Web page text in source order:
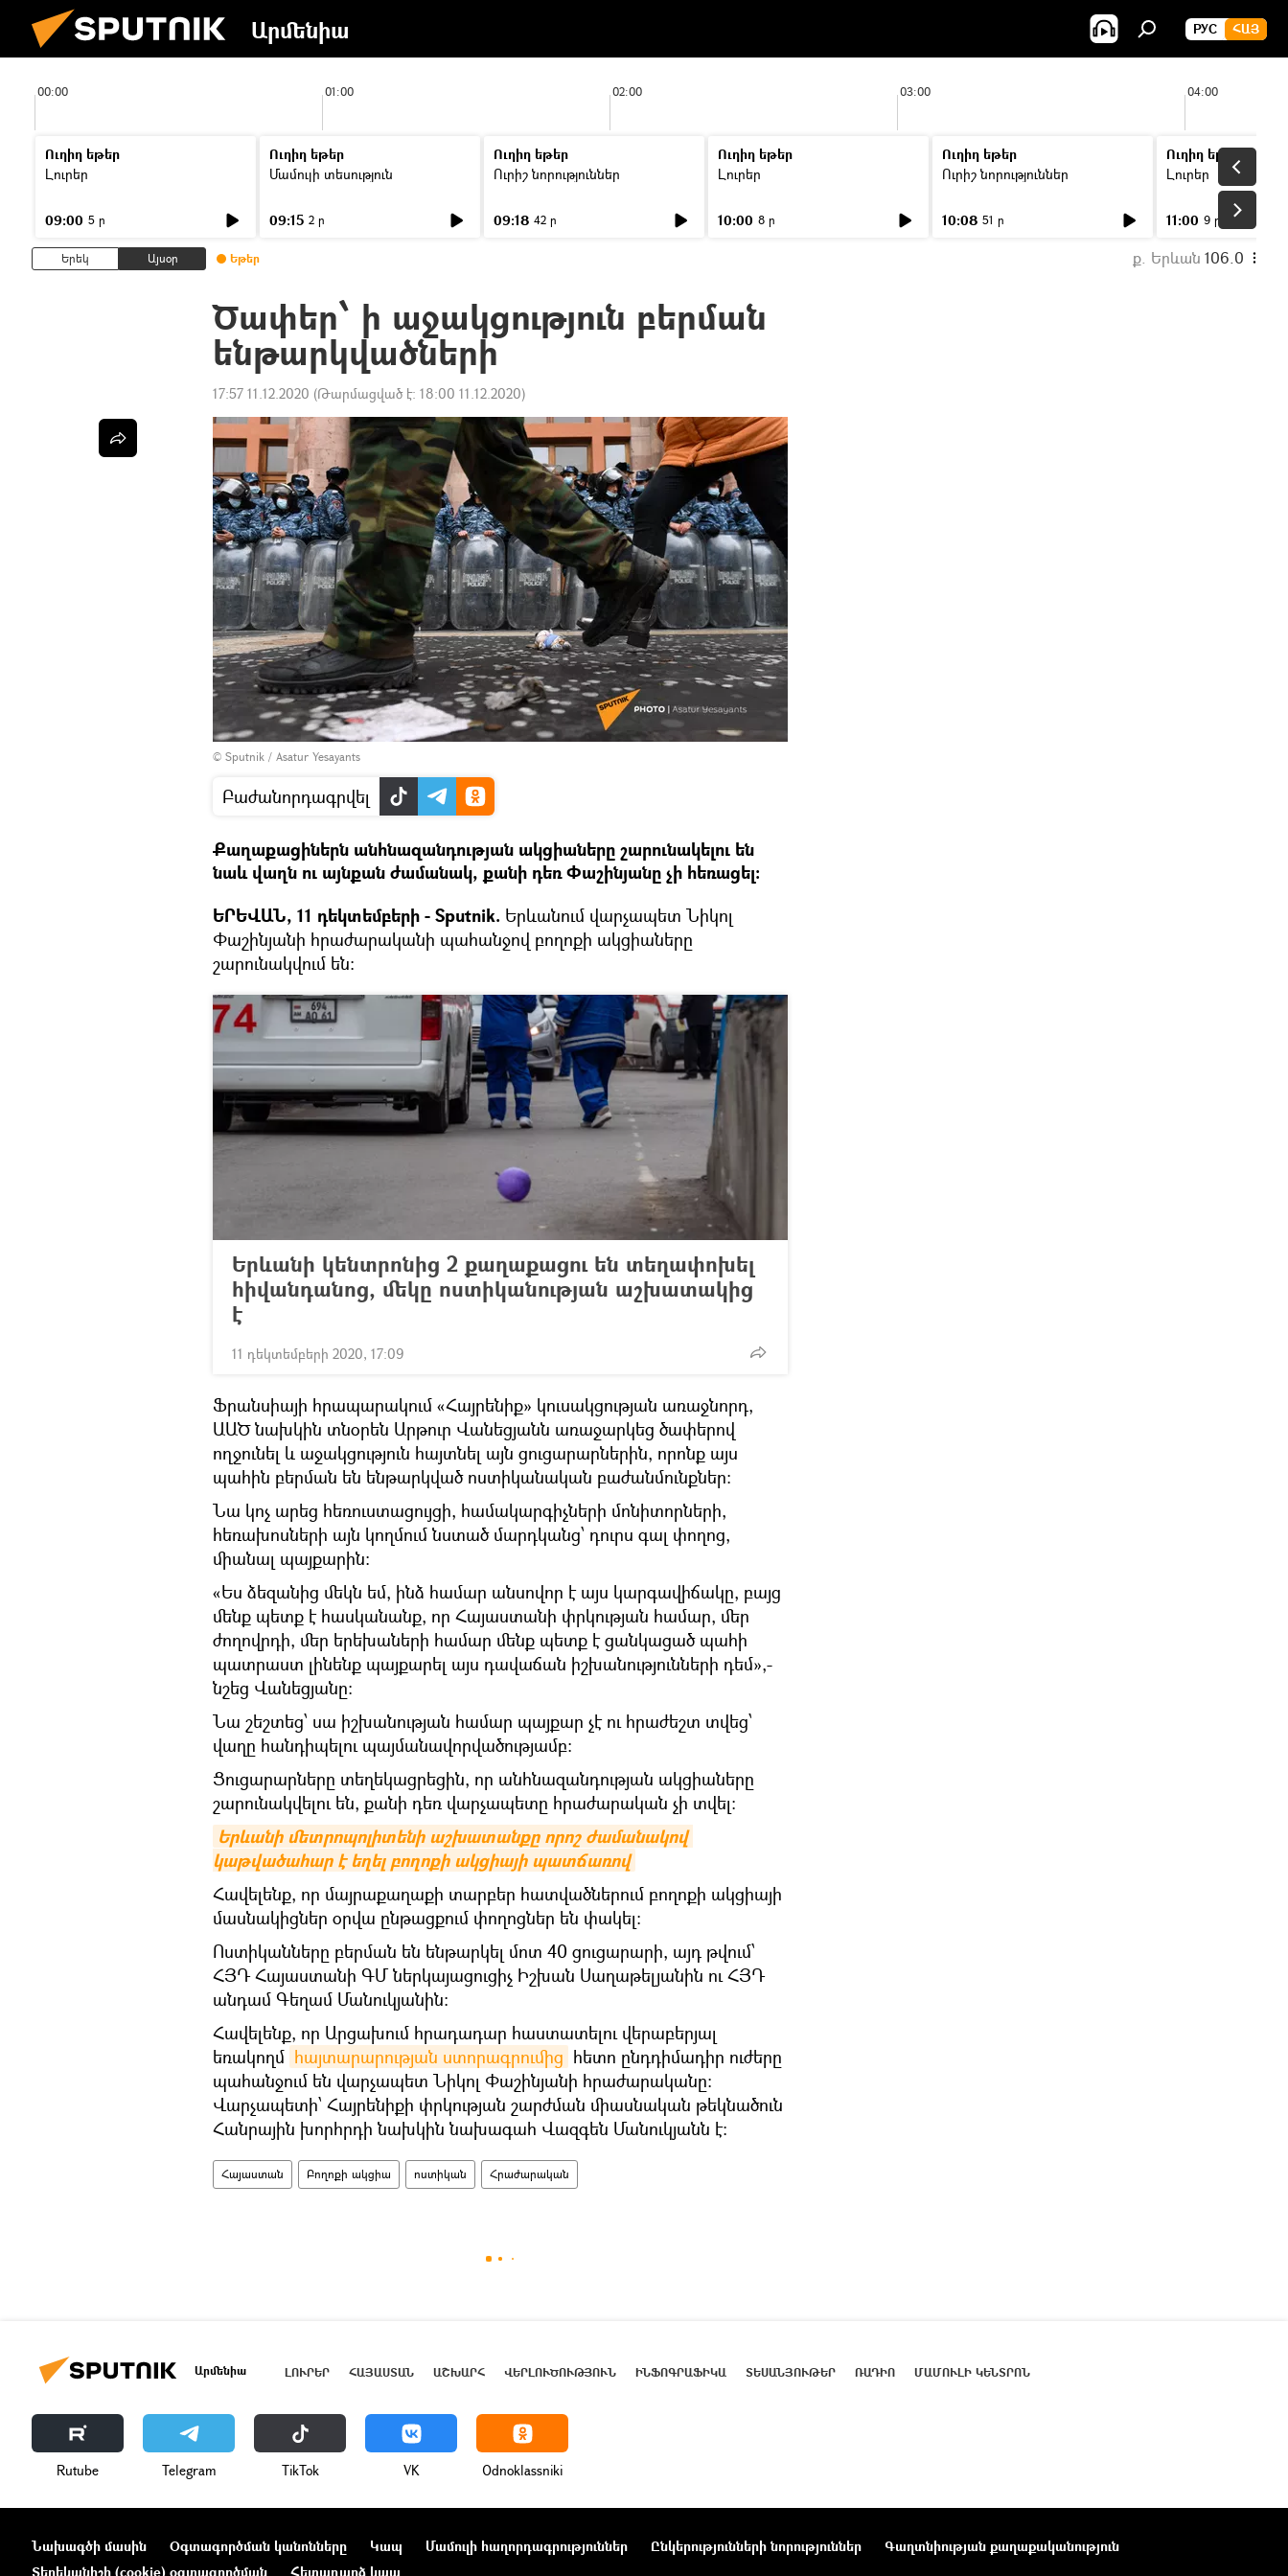
Արմենիա РУС ՀԱՅ
00:00 01:00 02:00 03:00 04:00
Ուղիղ եթեր
Լուրեր
09:00 5 ր
Ուղիղ եթեր
Մամուլի տեսություն
09:15 2 ր
Ուղիղ եթեր
Ուրիշ նորություններ
09:18 42 ր
Ուղիղ եթեր
Լուրեր
10:00 8 ր
Ուղիղ եթեր
Ուրիշ նորություններ
10:08 51 ր
Ուղիղ եթեր
Լուրեր
11:00 9 ր
Երեկ Այսօր Եթեր ք. Երևան 106.0
Ծափեր՝ ի աջակցություն բերման
ենթարկվածների
17:57 11.12.2020 (Թարմացված է: 18:00 11.12.2020)
© Sputnik / Asatur Yesayants
Բաժանորդագրվել
Քաղաքացիներն անհնազանդության ակցիաները շարունակելու են
նաև վաղն ու այնքան ժամանակ, քանի դեռ Փաշինյանը չի հեռացել։
ԵՐԵՎԱՆ, 11 դեկտեմբերի - Sputnik. Երևանում վարչապետ Նիկոլ
Փաշինյանի հրաժարականի պահանջով բողոքի ակցիաները
շարունակվում են։
Երևանի կենտրոնից 2 քաղաքացու են տեղափոխել
հիվանդանոց, մեկը ոստիկանության աշխատակից
է
11 դեկտեմբերի 2020, 17:09
Ֆրանսիայի հրապարակում «Հայրենիք» կուսակցության առաջնորդ,
ԱԱԾ նախկին տնօրեն Արթուր Վանեցյանն առաջարկեց ծափերով
ողջունել և աջակցություն հայտնել այն ցուցարարներին, որոնք այս
պահին բերման են ենթարկված ոստիկանական բաժանմունքներ։
Նա կոչ արեց հեռուստացույցի, համակարգիչների մոնիտորների,
հեռախոսների այն կողմում նստած մարդկանց՝ դուրս գալ փողոց,
միանալ պայքարին։
«Ես ձեզանից մեկն եմ, ինձ համար անսովոր է այս կարգավիճակը, բայց
մենք պետք է հասկանանք, որ Հայաստանի փրկության համար, մեր
ժողովրդի, մեր երեխաների համար մենք պետք է ցանկացած պահի
պատրաստ լինենք պայքարել այս դավաճան իշխանությունների դեմ»,-
նշեց Վանեցյանը։
Նա շեշտեց՝ սա իշխանության համար պայքար չէ ու հրաժեշտ տվեց՝
վաղը հանդիպելու պայմանավորվածությամբ։
Ցուցարարները տեղեկացրեցին, որ անհնազանդության ակցիաները
շարունակվելու են, քանի դեռ վարչապետը հրաժարական չի տվել։
Երևանի մետրոպոլիտենի աշխատանքը որոշ ժամանակով
կաթվածահար է եղել բողոքի ակցիայի պատճառով
Հավելենք, որ մայրաքաղաքի տարբեր հատվածներում բողոքի ակցիայի
մասնակիցներ օրվա ընթացքում փողոցներ են փակել։
Ոստիկանները բերման են ենթարկել մոտ 40 ցուցարարի, այդ թվում՝
ՀՅԴ Հայաստանի ԳՄ ներկայացուցիչ Իշխան Սաղաթելյանին ու ՀՅԴ
անդամ Գեղամ Մանուկյանին։
Հավելենք, որ Արցախում հրադադար հաստատելու վերաբերյալ
եռակողմ հայտարարության ստորագրումից հետո ընդդիմադիր ուժերը
պահանջում են վարչապետ Նիկոլ Փաշինյանի հրաժարականը։
Վարչապետի՝ Հայրենիքի փրկության շարժման միասնական թեկնածուն
Հանրային խորհրդի նախկին նախագահ Վազգեն Մանուկյանն է։
Հայաստան Բողոքի ակցիա ոստիկան Հրաժարական
Արմենիա ԼՈՒՐԵՐ ՀԱՅԱՍՏԱՆ ԱՇԽԱՐՀ ՎԵՐԼՈՒԾՈՒԹՅՈՒՆ ԻՆՖՈԳՐԱՖԻԿԱ ՏԵՍԱՆՅՈՒԹԵՐ ՌԱԴԻՈ ՄԱՄՈՒԼԻ ԿԵՆՏՐՈՆ
Rutube Telegram ТikТоk VK Odnoklassniki
Նախագծի մասին Օգտագործման կանոնները Կապ Մամուլի հաղորդագրություններ Ընկերությունների նորություններ
Գաղտնիության քաղաքականություն
Տեղեկանիշի (cookie) օգտագործման
Հետադարձ կապ